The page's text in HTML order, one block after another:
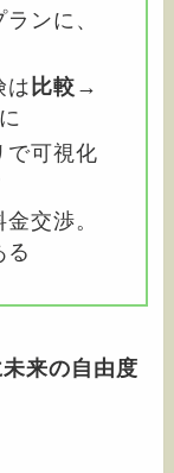
ンに、
は 比較→
で可視化
交渉。
る
来の自由度